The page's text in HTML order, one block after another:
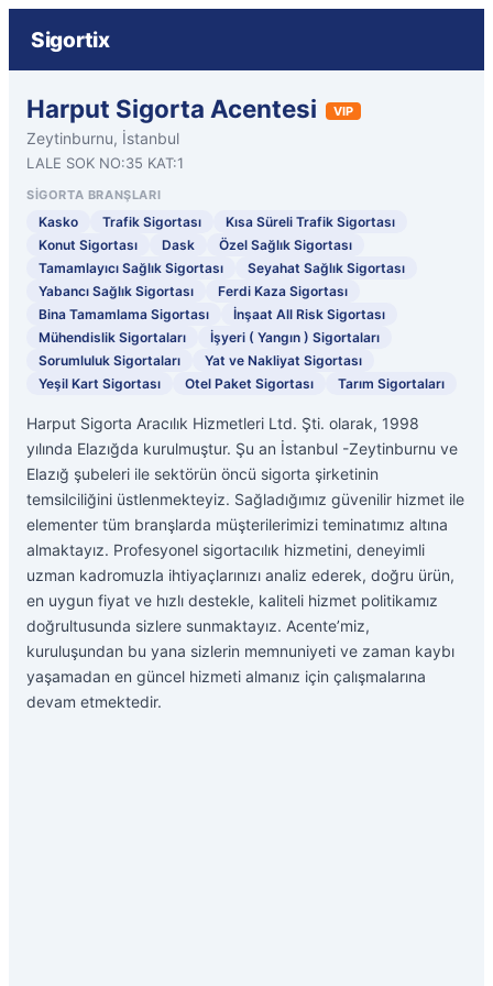
Sigortix
Harput Sigorta Acentesi VIP
Zeytinburnu, İstanbul
LALE SOK NO:35 KAT:1
SIGORTA BRANŞLARI
Kasko Trafik Sigortası
Kısa Süreli Trafik Sigortası
Konut Sigortası
Dask
Özel Sağlık Sigortası
Tamamlayıcı Sağlık Sigortası
Seyahat Sağlık Sigortası
Yabancı Sağlık Sigortası
Ferdi Kaza Sigortası
Bina Tamamlama Sigortası
İnşaat All Risk Sigortası
Mühendislik Sigortaları
İşyeri ( Yangın ) Sigortaları
Sorumluluk Sigortaları
Yat ve Nakliyat Sigortası
Yeşil Kart Sigortası
Otel Paket Sigortası Tarım Sigortaları
Harput Sigorta Aracılık Hizmetleri Ltd. Şti. olarak, 1998
yılında Elazığda kurulmuştur. Şu an İstanbul -Zeytinburnu ve
Elazığ şubeleri ile sektörün öncü sigorta şirketinin
temsilciliğini üstlenmekteyiz. Sağladığımız güvenilir hizmet ile
elementer tüm branşlarda müşterilerimizi teminatımız altına
almaktayız. Profesyonel sigortacılık hizmetini, deneyimli
uzman kadromuzla ihtiyaçlarınızı analiz ederek, doğru ürün,
en uygun fiyat ve hızlı destekle, kaliteli hizmet politikamız
doğrultusunda sizlere sunmaktayız. Acente’miz,
kuruluşundan bu yana sizlerin memnuniyeti ve zaman kaybı
yaşamadan en güncel hizmeti almanız için çalışmalarına
devam etmektedir.